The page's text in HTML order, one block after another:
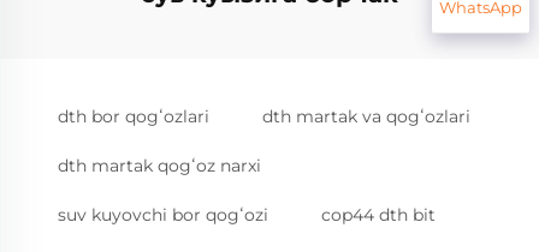
dth bor qogʻozlari dth martak va qogʻozlari
dth martak qogʻoz narxi
suv kuyovchi bor qogʻozi cop44 dth bit
WhatsApp